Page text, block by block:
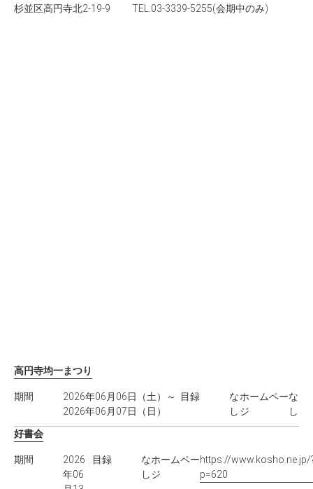
杉並区高円寺北2-19-9 TEL:03-3339-5255(会期中のみ)
高円寺均一まつり
期間
2026年06月06日（土）～
2026年06月07日（日）
目録
な
し
ホームペー
ジ
な
し
好書会
期間
2026
年06
目録
な
し
ホームペー
ジ
https://www.kosho.ne.jp/
p=620